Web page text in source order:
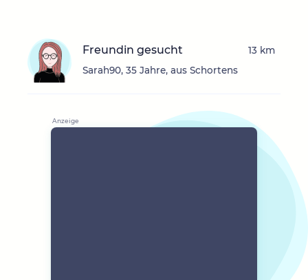
Freundin gesucht
Sarah90, 35 Jahre, aus Schortens
13 km